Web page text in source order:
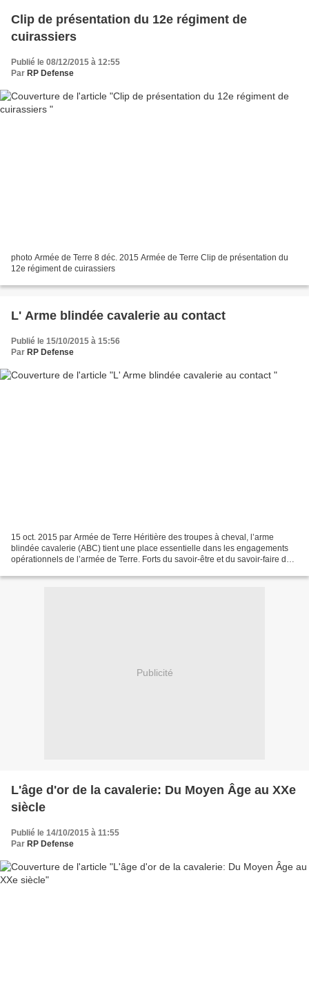
Clip de présentation du 12e régiment de
cuirassiers
Publié le 08/12/2015 à 12:55
Par RP Defense
photo Armée de Terre 8 déc. 2015 Armée de Terre Clip de présentation du
12e régiment de cuirassiers
L' Arme blindée cavalerie au contact
Publié le 15/10/2015 à 15:56
Par RP Defense
15 oct. 2015 par Armée de Terre Héritière des troupes à cheval, l’arme
blindée cavalerie (ABC) tient une place essentielle dans les engagements
opérationnels de l’armée de Terre. Forts du savoir-être et du savoir-faire du
Publicité
L'âge d'or de la cavalerie: Du Moyen Âge au XXe
siècle
Publié le 14/10/2015 à 11:55
Par RP Defense